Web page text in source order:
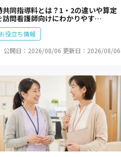
共同指導料とは？1・2の違いや算定
訪問看護師向けにわかりやす…
役立ち情報
公開日：2026/08/06 更新日：2026/08/06